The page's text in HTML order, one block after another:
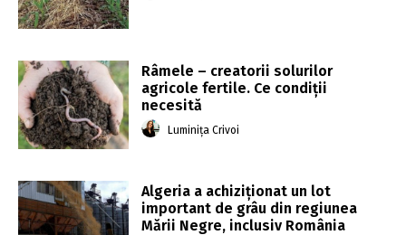
Râmele – creatorii solurilor
agricole fertile. Ce condiții
necesită
Luminița Crivoi
Algeria a achiziționat un lot
important de grâu din regiunea
Mării Negre, inclusiv România